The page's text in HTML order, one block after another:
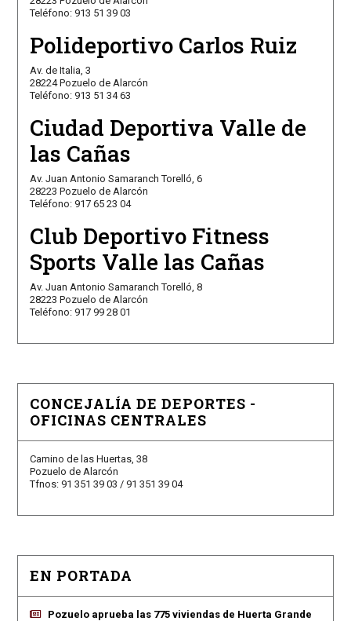
Teléfono: 913 51 39 03
Polideportivo Carlos Ruiz
Av. de Italia, 3
28224 Pozuelo de Alarcón
Teléfono: 913 51 34 63
Ciudad Deportiva Valle de
las Cañas
Av. Juan Antonio Samaranch Torelló, 6
28223 Pozuelo de Alarcón
Teléfono: 917 65 23 04
Club Deportivo Fitness
Sports Valle las Cañas
Av. Juan Antonio Samaranch Torelló, 8
28223 Pozuelo de Alarcón
Teléfono: 917 99 28 01
CONCEJALÍA DE DEPORTES -
OFICINAS CENTRALES
Camino de las Huertas, 38
Pozuelo de Alarcón
Tfnos: 91 351 39 03 / 91 351 39 04
EN PORTADA
Pozuelo aprueba las 775 viviendas de Huerta Grande